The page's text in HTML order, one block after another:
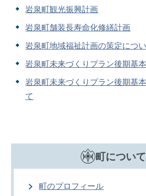
岩泉町観光振興計画
岩泉町舗装長寿命化修繕計画
岩泉町地域福祉計画の策定につ
岩泉町未来づくりプラン後期基
岩泉町未来づくりプラン後期基
て
町について
町のプロフィール